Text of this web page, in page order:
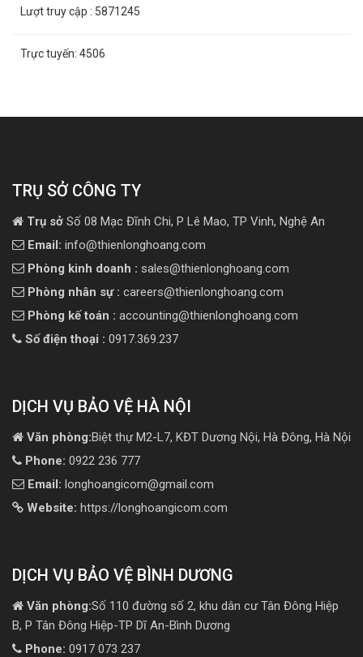
Lượt truy cập : 5871245
Trực tuyến: 4506
TRỤ SỞ CÔNG TY
Trụ sở Số 08 Mạc Đĩnh Chi, P Lê Mao, TP Vinh, Nghệ An
Email: info@thienlonghoang.com
Phòng kinh doanh : sales@thienlonghoang.com
Phòng nhân sự : careers@thienlonghoang.com
Phòng kế toán : accounting@thienlonghoang.com
Số điện thoại : 0917.369.237
DỊCH VỤ BẢO VỆ HÀ NỘI
Văn phòng:Biệt thự M2-L7, KĐT Dương Nội, Hà Đông, Hà Nội
Phone: 0922 236 777
Email: longhoangicom@gmail.com
Website: https://longhoangicom.com
DỊCH VỤ BẢO VỆ BÌNH DƯƠNG
Văn phòng:Số 110 đường số 2, khu dân cư Tân Đông Hiệp
B, P Tân Đông Hiệp-TP Dĩ An-Bình Dương
Phone: 0917 073 237